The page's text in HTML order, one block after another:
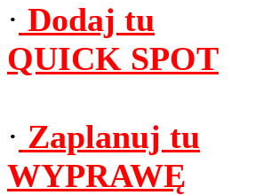
· Dodaj tu
QUICK SPOT
· Zaplanuj tu
WYPRAWĘ